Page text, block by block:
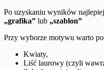
Po uzyskaniu wyników
„grafika” lub „szablon”
Przy wyborze motywu warto
Kwiaty,
Liść laurowy (czyli